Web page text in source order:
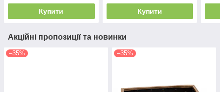
Купити Купити
Акційні пропозиції та новинки
–35% –35%